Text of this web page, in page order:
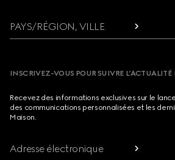
PAYS/RÉGION, VILLE
INSCRIVEZ-VOUS POUR SUIVRE L’ACTUALITÉ
Recevez des informations exclusives sur le
des communications personnalisées et les
Maison.
Adresse électronique